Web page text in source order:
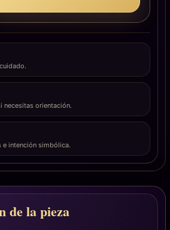
necesitas orientación.
e intención simbólica.
de la pieza